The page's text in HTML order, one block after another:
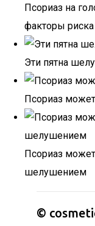
Псориаз на
факторы риска
Эти пятна
Псориаз
Псориаз
шелушением
©